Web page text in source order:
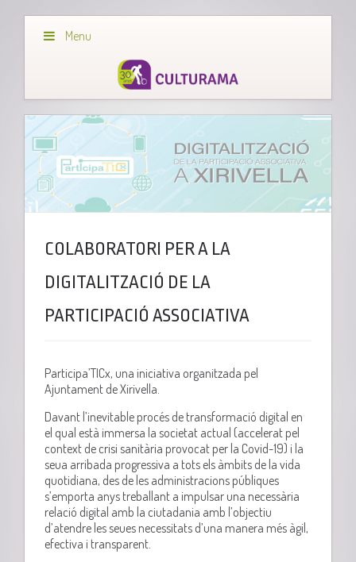
Menu
COLABORATORI PER A LA
DIGITALITZACIÓ DE LA
PARTICIPACIÓ ASSOCIATIVA
Participa’TICx, una iniciativa organitzada pel
Ajuntament de Xirivella.
Davant l’inevitable procés de transformació digital en
el qual està immersa la societat actual (accelerat pel
context de crisi sanitària provocat per la Covid-19) i la
seua arribada progressiva a tots els àmbits de la vida
quotidiana, des de les administracions públiques
s’emporta anys treballant a impulsar una necessària
relació digital amb la ciutadania amb l’objectiu
d’atendre les seues necessitats d’una manera més àgil,
efectiva i transparent.